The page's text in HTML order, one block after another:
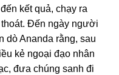
kết quả, chạy ra
Đến ngày người
dò Ananda rằng, sau
kẻ ngoại đạo nhân
đưa chúng sanh đi